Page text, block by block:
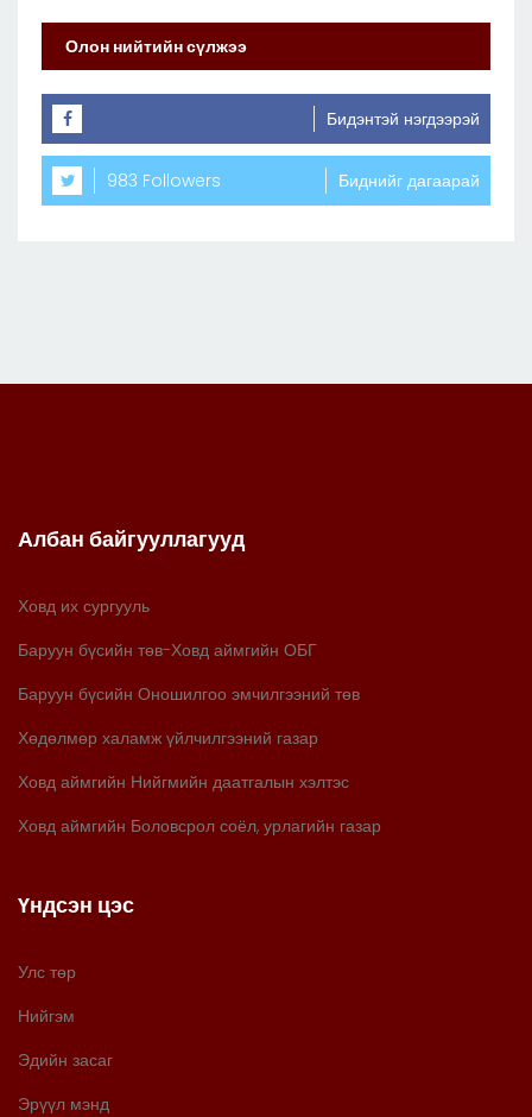
Олон нийтийн сүлжээ
Бидэнтэй нэгдээрэй
983 Followers Биднийг дагаарай
Албан байгууллагууд
Ховд их сургууль
Баруун бүсийн төв-Ховд аймгийн ОБГ
Баруун бүсийн Оношилгоо эмчилгээний төв
Хөдөлмөр халамж үйлчилгээний газар
Ховд аймгийн Нийгмийн даатгалын хэлтэс
Ховд аймгийн Боловсрол соёл, урлагийн газар
Үндсэн цэс
Улс төр
Нийгэм
Эдийн засаг
Эрүүл мэнд